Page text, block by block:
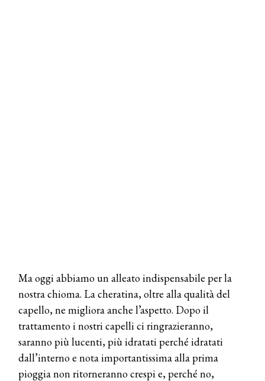
Ma oggi abbiamo un alleato indispensabile per la
nostra chioma. La cheratina, oltre alla qualità del
capello, ne migliora anche l’aspetto. Dopo il
trattamento i nostri capelli ci ringrazieranno,
saranno più lucenti, più idratati perché idratati
dall’interno e nota importantissima alla prima
pioggia non ritorneranno crespi e, perché no,